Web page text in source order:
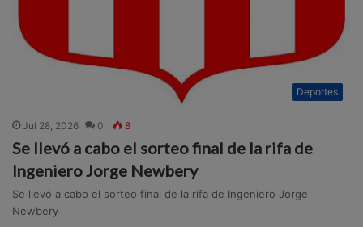
Deportes
Jul 28, 2026 0 8
Se llevó a cabo el sorteo final de la rifa de
Ingeniero Jorge Newbery
Se llevó a cabo el sorteo final de la rifa de Ingeniero Jorge
Newbery